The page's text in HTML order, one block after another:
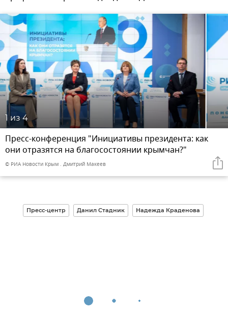
1 из 4
Пресс-конференция "Инициативы президента: как
они отразятся на благосостоянии крымчан?"
© РИА Новости Крым . Дмитрий Макеев
Пресс-центр Данил Стадник Надежда Краденова